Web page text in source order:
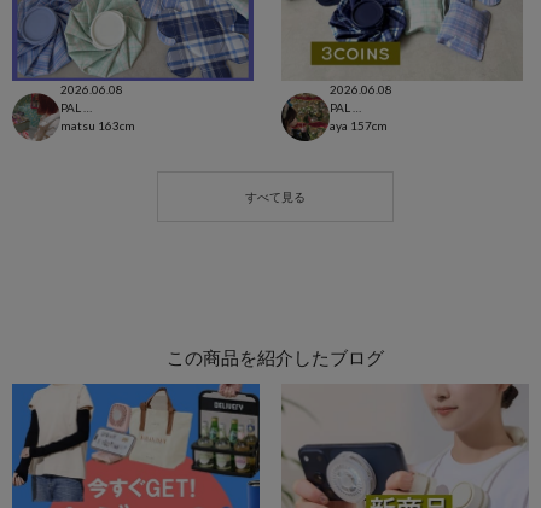
2026.06.08
matsu 163cm
2026.06.08
aya 157cm
この商品を紹介したブログ